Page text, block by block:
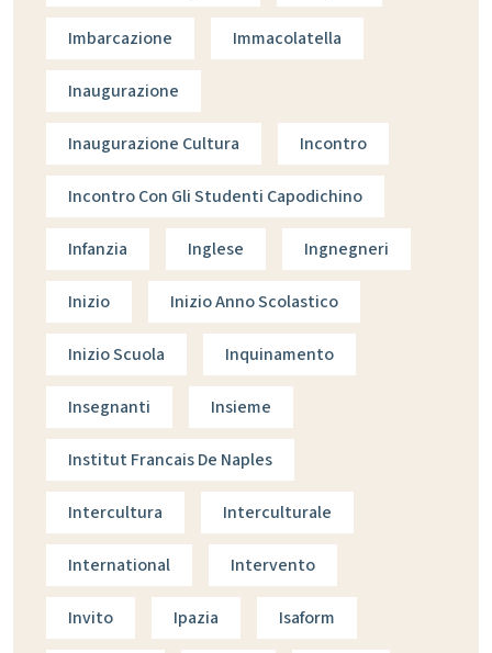
Imbarcazione Immacolatella
Inaugurazione
Inaugurazione Cultura Incontro
Incontro Con Gli Studenti Capodichino
Infanzia Inglese Ingnegneri
Inizio Inizio Anno Scolastico
Inizio Scuola Inquinamento
Insegnanti Insieme
Institut Francais De Naples
Intercultura Interculturale
International Intervento
Invito Ipazia Isaform